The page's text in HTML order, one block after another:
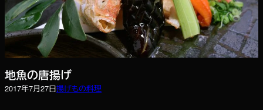
地魚の唐揚げ
2017年7月27日揚げもの料理